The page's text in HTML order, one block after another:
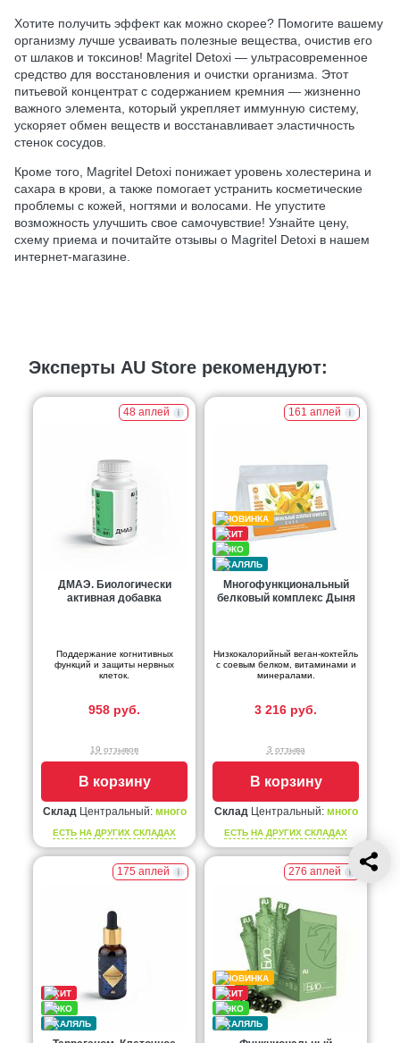
Хотите получить эффект как можно скорее? Помогите вашему
организму лучше усваивать полезные вещества, очистив его
от шлаков и токсинов! Magritel Detoxi — ультрасовременное
средство для восстановления и очистки организма. Этот
питьевой концентрат с содержанием кремния — жизненно
важного элемента, который укрепляет иммунную систему,
ускоряет обмен веществ и восстанавливает эластичность
стенок сосудов.
Кроме того, Magritel Detoxi понижает уровень холестерина и
сахара в крови, а также помогает устранить косметические
проблемы с кожей, ногтями и волосами. Не упустите
возможность улучшить свое самочувствие! Узнайте цену,
схему приема и почитайте отзывы о Magritel Detoxi в нашем
интернет-магазине.
Эксперты AU Store рекомендуют:
48 аплей
ДМАЭ. Биологически
активная добавка
Поддержание когнитивных
функций и защиты нервных
клеток.
958 руб.
19 отзывов
В корзину
СкладЦентральный: много
ЕСТЬ НА ДРУГИХ СКЛАДАХ
161 аплей
Многофункциональный
белковый комплекс Дыня
Низкокалорийный веган-коктейль
с соевым белком, витаминами и
минералами.
3 216 руб.
3 отзыва
В корзину
СкладЦентральный: много
ЕСТЬ НА ДРУГИХ СКЛАДАХ
175 аплей 276 аплей